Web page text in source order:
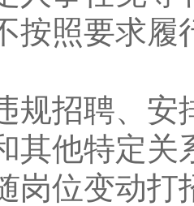
照要求履
招聘、安
其他特定关
位变动打